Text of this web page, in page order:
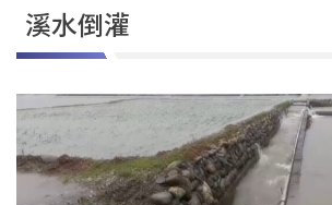
溪水倒灌